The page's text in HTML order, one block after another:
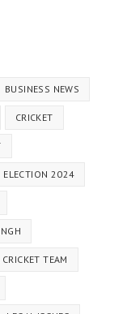
BUSINESS NEWS
CRICKET
ELECTION 2024
TEAM